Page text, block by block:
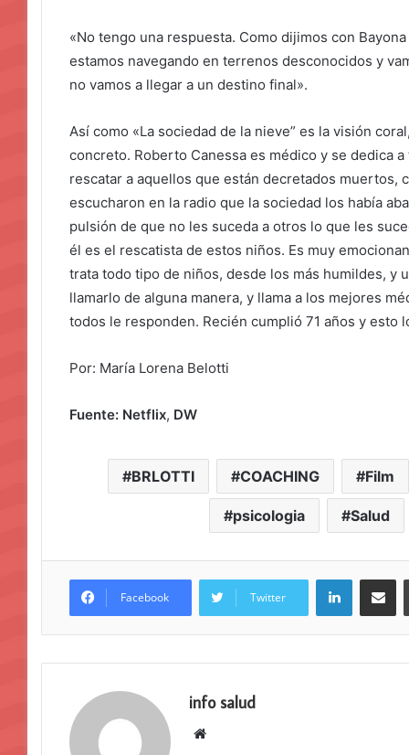
«No tengo una respuesta. Como dijimos con
estamos navegando en terrenos desconocidos y
no vamos a llegar a un destino final».
Así como «La sociedad de la nieve” es la visión
concreto. Roberto Canessa es médico y se dedica
rescatar a aquellos que están decretados muertos,
escucharon en la radio que la sociedad los había
pulsión de que no les suceda a otros lo que les
él es el rescatista de estos niños. Es muy
trata todo tipo de niños, desde los más humildes, y
llamarlo de alguna manera, y llama a los mejores
todos le responden. Recién cumplió 71 años y esto
Por: María Lorena Belotti
Fuente: Netflix, DW
BRLOTTI COACHING Film
psicologia Salud
Facebook Twitter
LinkedIn
info salud
Sitio